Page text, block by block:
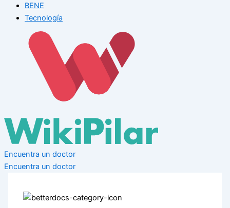
BENE
Tecnología
Encuentra un doctor
Encuentra un doctor